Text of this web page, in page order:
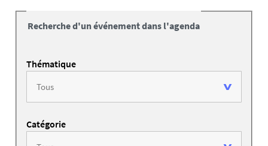
Recherche d'un événement dans l'agenda
Thématique
Catégorie